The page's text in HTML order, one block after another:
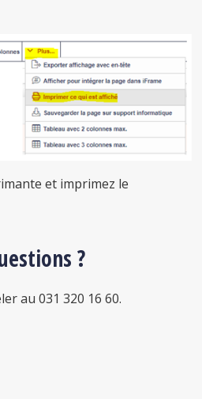
et imprimez le
?
au 031 320 16 60.